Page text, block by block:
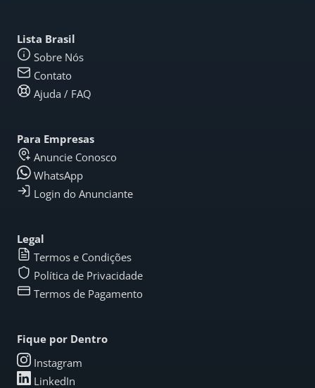
Lista Brasil
Sobre Nós
Contato
Ajuda / FAQ
Para Empresas
Anuncie Conosco
WhatsApp
Login do Anunciante
Legal
Termos e Condições
Política de Privacidade
Termos de Pagamento
Fique por Dentro
Instagram
LinkedIn